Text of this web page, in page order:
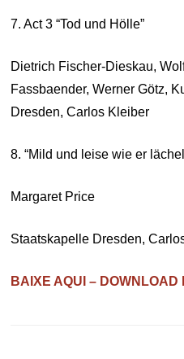
7. Act 3 “Tod und Hölle”
Dietrich Fischer-Dieskau,
Fassbaender, Werner Götz,
Dresden, Carlos Kleiber
8. “Mild und leise wie er
Margaret Price
Staatskapelle Dresden,
BAIXE AQUI – DOWNLOAD